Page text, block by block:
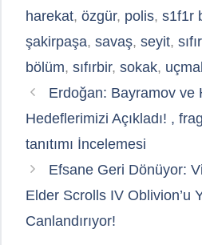
harekat, özgür, polis, s1f1r
şakirpaşa, savaş, seyit,
bölüm, sıfırbir, sokak,
Erdoğan: Bayramov ve
Hedeflerimizi Açıkladı! ,
tanıtımı İncelemesi
Efsane Geri Dönüyor:
Elder Scrolls IV Oblivion’u
Canlandırıyor!